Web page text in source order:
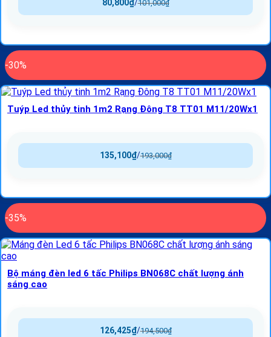
101,000₫
/
80,800₫
-30%
Tuýp Led thủy tinh 1m2 Rạng Đông T8 TT01 M11/20Wx1
193,000₫
/
135,100₫
-35%
Bộ máng đèn led 6 tấc Philips BN068C chất lượng ánh
sáng cao
194,500₫
/
126,425₫